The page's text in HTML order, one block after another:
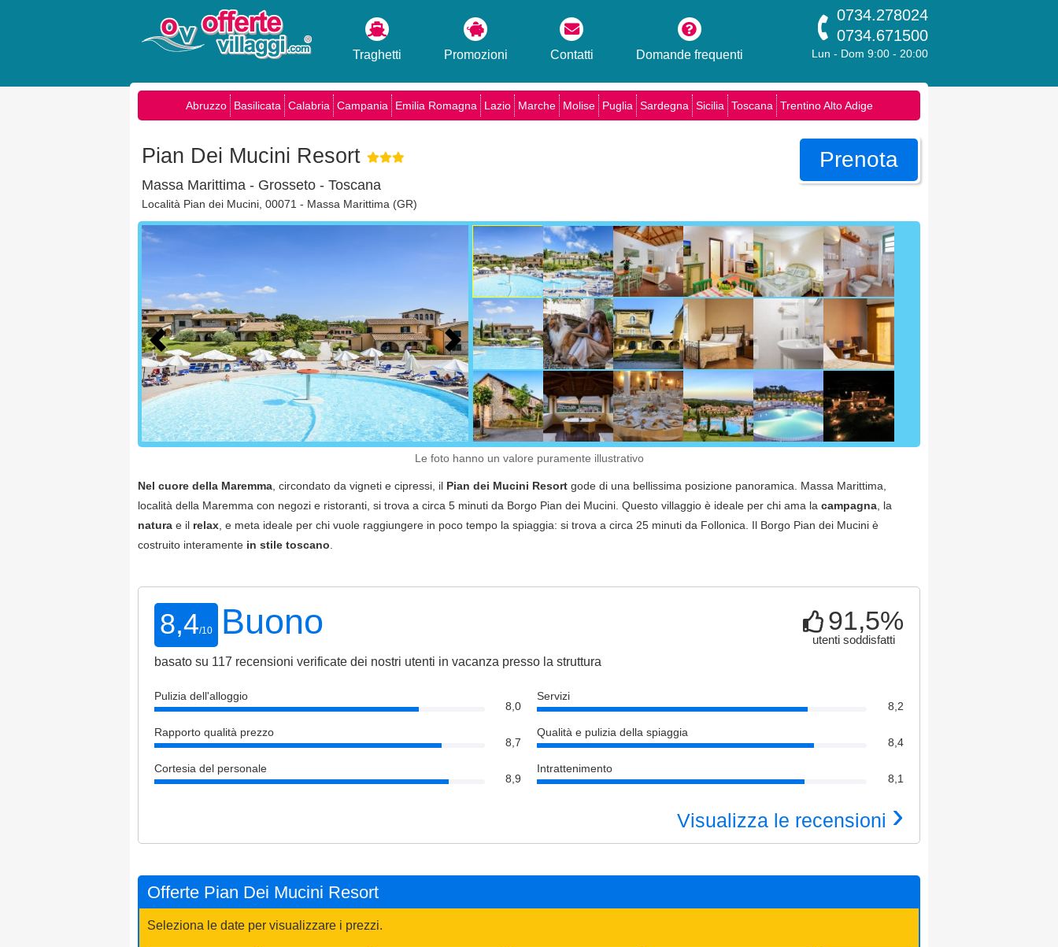
Traghetti Promozioni Contatti Domande frequenti
0734.278024
0734.671500
Lun - Dom 9:00 - 20:00
Abruzzo Basilicata Calabria Campania Emilia Romagna Lazio Marche Molise Puglia Sardegna Sicilia Toscana Trentino Alto Adige
Pian Dei Mucini Resort
Massa Marittima - Grosseto - Toscana
Località Pian dei Mucini, 00071 - Massa Marittima (GR)
Prenota
Le foto hanno un valore puramente illustrativo
Nel cuore della Maremma , circondato da vigneti e cipressi, il Pian dei Mucini Resort gode di una bellissima posizione panoramica. Massa Marittima,
località della Maremma con negozi e ristoranti, si trova a circa 5 minuti da Borgo Pian dei Mucini. Questo villaggio è ideale per chi ama la campagna , la
natura e il relax , e meta ideale per chi vuole raggiungere in poco tempo la spiaggia: si trova a circa 25 minuti da Follonica. Il Borgo Pian dei Mucini è
costruito interamente in stile toscano
8,4/10 Buono
basato su 117 recensioni verificate dei nostri utenti in vacanza presso la struttura
91,5%
utenti soddisfatti
Pulizia dell'alloggio
8,0
Rapporto qualità prezzo
8,7
Cortesia del personale
8,9
Servizi
8,2
Qualità e pulizia della spiaggia
8,4
Intrattenimento
8,1
Visualizza le recensioni ›
Offerte Pian Dei Mucini Resort
Seleziona le date per visualizzare i prezzi.